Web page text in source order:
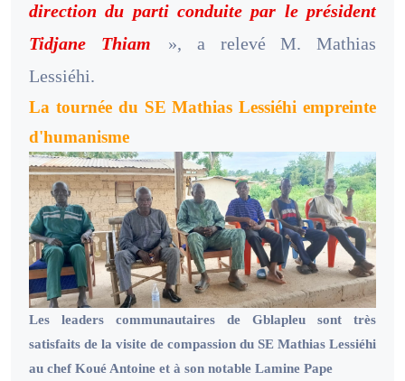
direction du parti conduite par le président
Tidjane Thiam
», a relevé M. Mathias
Lessiéhi.
La tournée du SE Mathias Lessiéhi empreinte
d'humanisme
Les leaders communautaires de Gblapleu sont très
satisfaits de la visite de compassion du SE Mathias Lessiéhi
au chef Koué Antoine et à son notable Lamine Pape